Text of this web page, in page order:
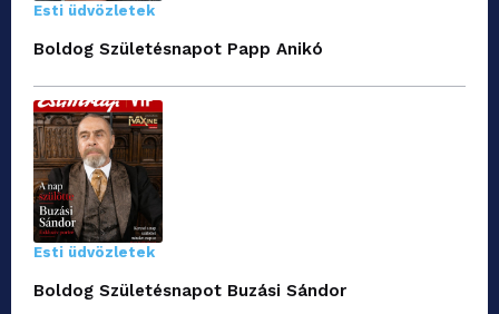
Esti üdvözletek
Boldog Születésnapot Papp Anikó
Esti üdvözletek
Boldog Születésnapot Buzási Sándor